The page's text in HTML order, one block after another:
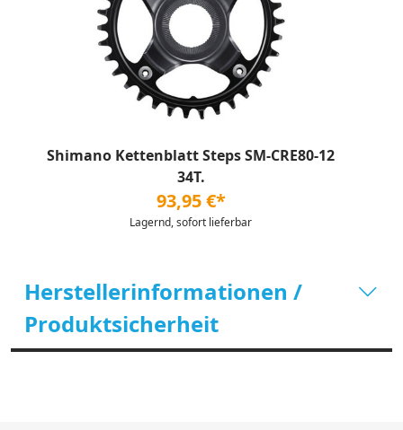
Shimano Kettenblatt Steps SM-CRE80-12
34T.
93,95 €*
Lagernd, sofort lieferbar
Herstellerinformationen /
Produktsicherheit